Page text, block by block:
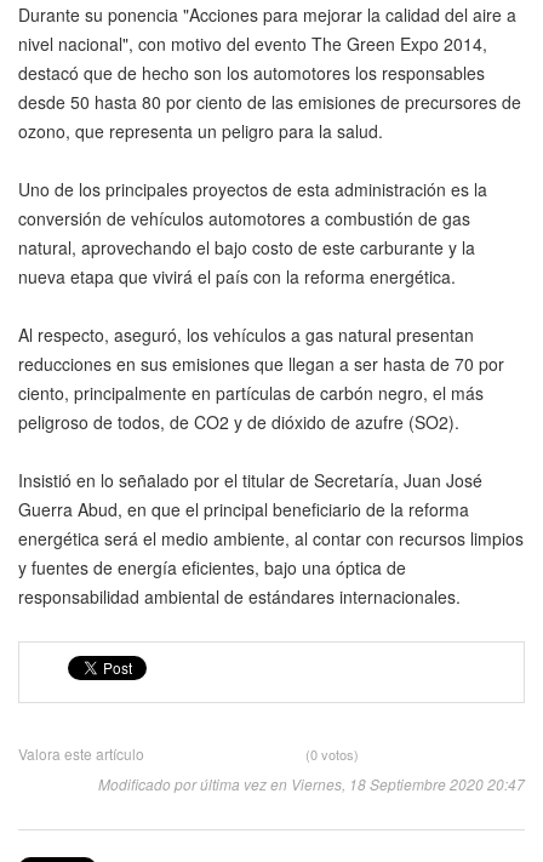
Durante su ponencia "Acciones para mejorar la calidad del aire a
nivel nacional", con motivo del evento The Green Expo 2014,
destacó que de hecho son los automotores los responsables
desde 50 hasta 80 por ciento de las emisiones de precursores de
ozono, que representa un peligro para la salud.
Uno de los principales proyectos de esta administración es la
conversión de vehículos automotores a combustión de gas
natural, aprovechando el bajo costo de este carburante y la
nueva etapa que vivirá el país con la reforma energética.
Al respecto, aseguró, los vehículos a gas natural presentan
reducciones en sus emisiones que llegan a ser hasta de 70 por
ciento, principalmente en partículas de carbón negro, el más
peligroso de todos, de CO2 y de dióxido de azufre (SO2).
Insistió en lo señalado por el titular de Secretaría, Juan José
Guerra Abud, en que el principal beneficiario de la reforma
energética será el medio ambiente, al contar con recursos limpios
y fuentes de energía eficientes, bajo una óptica de
responsabilidad ambiental de estándares internacionales.
Valora este artículo (0 votos)
Modificado por última vez en Viernes, 18 Septiembre 2020 20:47